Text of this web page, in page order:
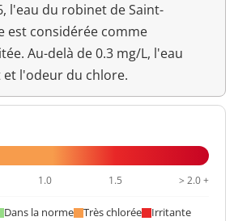
l'eau du robinet de Saint-
est considérée comme
Au-delà de 0.3 mg/L, l'eau
l'odeur du chlore.
1.0 1.5 > 2.0 +
Dans la norme Très chlorée Irritante